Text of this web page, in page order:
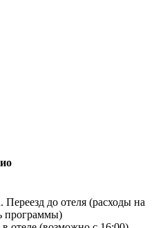
Переезд до отеля (расходы на
программы)